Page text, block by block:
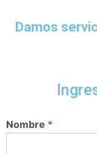
Damos
Nombre *